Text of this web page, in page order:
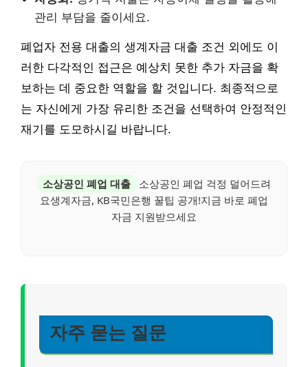
관리 부담을 줄이세요.
폐업자 전용 대출의 생계자금 대출 조건 외에도 이
러한 다각적인 접근은 예상치 못한 추가 자금을 확
보하는 데 중요한 역할을 할 것입니다. 최종적으로
는 자신에게 가장 유리한 조건을 선택하여 안정적인
재기를 도모하시길 바랍니다.
소상공인 폐업 대출
소상공인 폐업 걱정 덜어드려
요생계자금, KB국민은행 꿀팁 공개!지금 바로 폐업
자금 지원받으세요
자주 묻는 질문